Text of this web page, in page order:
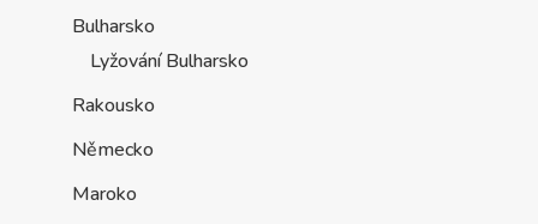
Bulharsko
Lyžování Bulharsko
Rakousko
Německo
Maroko